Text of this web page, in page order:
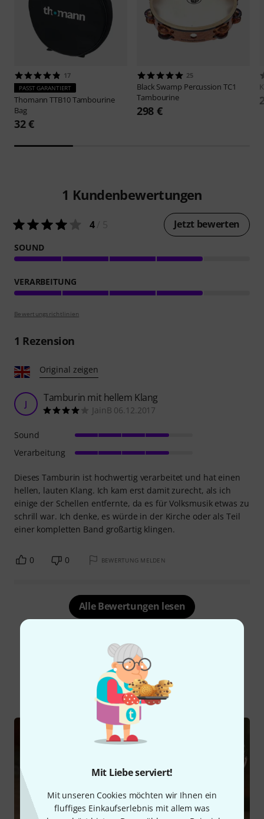
Mit Liebe serviert!
Mit unseren Cookies möchten wir Ihnen ein
fluffiges Einkaufserlebnis mit allem was
17
PASST GARANTIERT
ThomannTTB10 Tambourine
Bag
32 €
25
Black Swamp Percussion TC1
Tambourine
298 €
1 Kundenbewertungen
4/ 5 Jetzt bewerten
SOUND
VERARBEITUNG
Bewertungsrichtlinien
1 Rezension
Original zeigen
J Tamburin mit hellem Klang
JainB 06.12.2017
Dieses Tamburin ist hochwertig verarbeitet und hat einen
hellen, lauten Klang. Ich kam erst damit zurecht, als ich
einige der Schellen entfernte, da es für Volksmusik etwas zu
schrill war. Ich denke, es würde in der Kirche oder als Teil
einer kompletten Band großartig klingen.
Sound
Verarbeitung
0 0 BEWERTUNG MELDEN
Alle Bewertungen lesen
Schon gewusst?
Alle Ratgeber